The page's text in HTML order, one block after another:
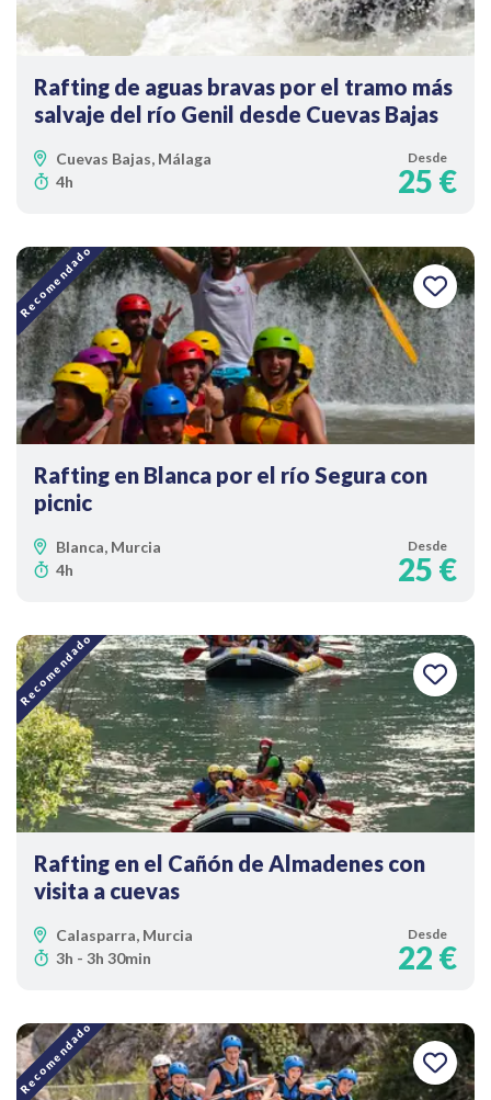
Rafting de aguas bravas por el tramo más
salvaje del río Genil desde Cuevas Bajas
Cuevas Bajas, Málaga
4h
Desde
25 €
Recomendado
Rafting en Blanca por el río Segura con
picnic
Blanca, Murcia
4h
Desde
25 €
Recomendado
Rafting en el Cañón de Almadenes con
visita a cuevas
Calasparra, Murcia
3h - 3h 30min
Desde
22 €
Recomendado